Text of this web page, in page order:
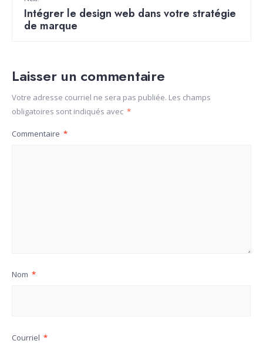
Intégrer le design web dans votre stratégie
de marque
Laisser un commentaire
Votre adresse courriel ne sera pas publiée. Les champs
obligatoires sont indiqués avec *
Commentaire *
Nom *
Courriel *